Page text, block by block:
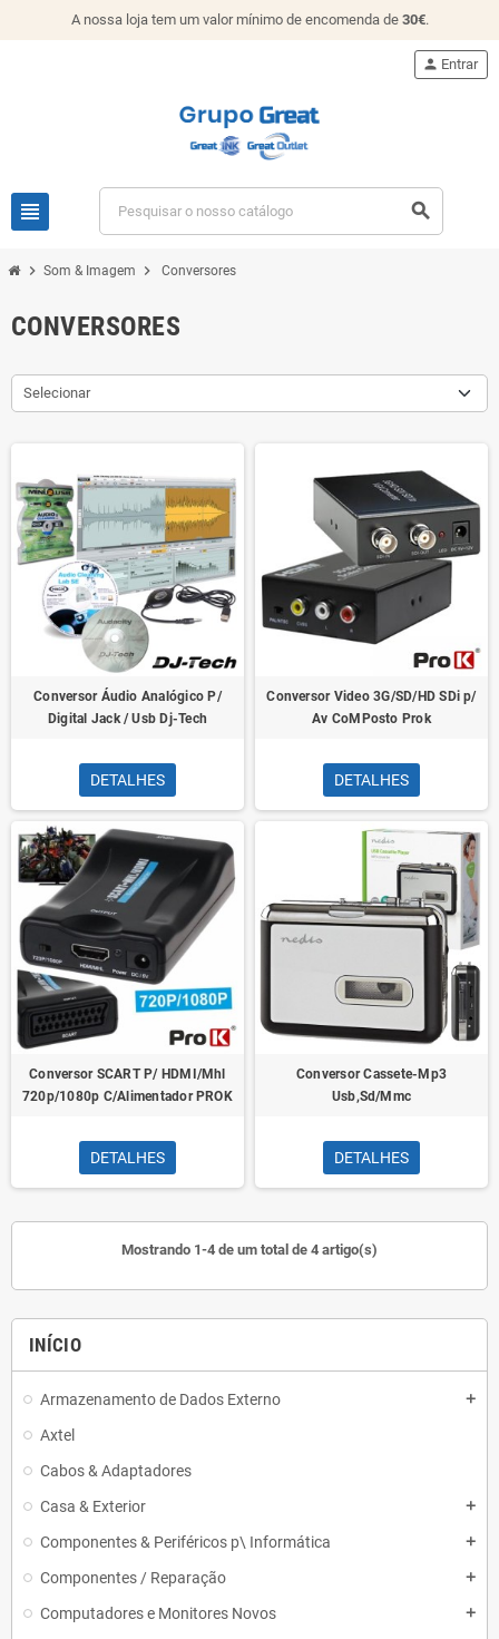
A nossa loja tem um valor mínimo de encomenda de 30€.
view_headline search
person Entrar
chevron_right Som & Imagem chevron_right Conversores
INÍCIO
Armazenamento de Dados Externo add
Axtel
Cabos & Adaptadores
Casa & Exterior
add
Componentes & Periféricos p\ Informática add
Componentes / Reparação add
Computadores e Monitores Novos add
CONVERSORES
Selecionar
Conversor Áudio Analógico P/
Digital Jack / Usb Dj-Tech
DETALHES
Conversor Video 3G/SD/HD SDi p/
Av CoMPosto Prok
DETALHES
Conversor SCART P/ HDMI/Mhl
720p/1080p C/Alimentador PROK
DETALHES
Conversor Cassete-Mp3
Usb,Sd/Mmc
DETALHES
Mostrando 1-4 de um total de 4 artigo(s)